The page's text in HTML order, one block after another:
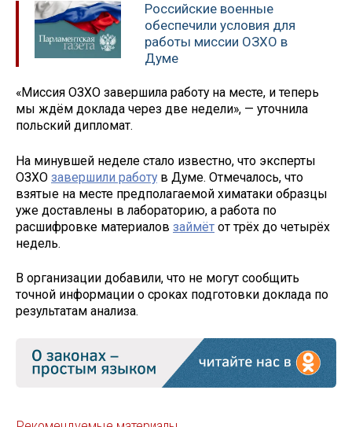
Российские военные
обеспечили условия для
работы миссии ОЗХО в
Думе
«Миссия ОЗХО завершила работу на месте, и теперь
мы ждём доклада через две недели», — уточнила
польский дипломат.
На минувшей неделе стало известно, что эксперты
ОЗХО завершили работу в Думе. Отмечалось, что
взятые на месте предполагаемой химатаки образцы
уже доставлены в лабораторию, а работа по
расшифровке материалов займёт от трёх до четырёх
недель.
В организации добавили, что не могут сообщить
точной информации о сроках подготовки доклада по
результатам анализа.